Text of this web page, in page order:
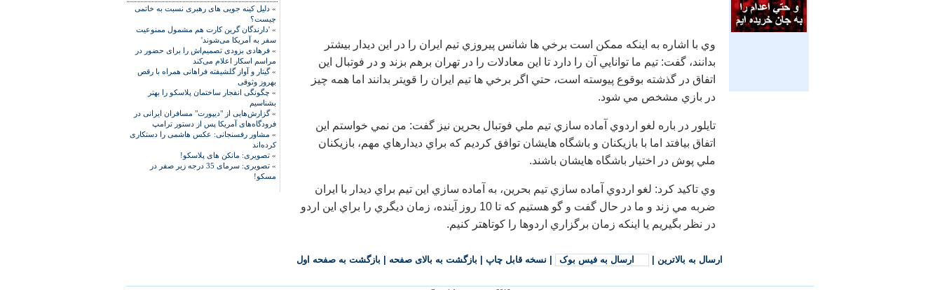
» دلیل کینه جویی های رهبری نسبت به خاتمی
چیست؟
» 'دارندگان گرین کارت هم مشمول ممنوعیت
سفر به آمریکا می‌شوند'
» فرهادی بزودی تصمیم‌اش را برای حضور در
مراسم اسکار اعلام می‌کند
»گیتار و آواز گلشیفته فراهانی همراه با رقص
بهروز وثوقی
» چگونگی انفجار ساختمان پلاسکو را بهتر
بشناسیم
»گزارش‌هایی از "دیپورت" مسافران ایرانی در
فرودگاه‌های آمریکا پس از دستور ترامپ
» مشاور رفسنجانی: عکس هاشمی را دستکاری
کرده‌اند
» تصویری: مانکن های پلاسکو!
»
تصویری: سرمای 35 درجه زیر صفر در
مسکو!
وي با اشاره به اينكه ممكن است برخي ها شانس پيروزي تيم ايران را در اين ديدار بيشتر
بدانند، گفت: تيم ما توانايي آن را دارد تا اين معادلات را در تهران برهم بزند و در فوتبال اين
اتفاق در گذشته بوقوع پيوسته است، حتي اگر برخي ها تيم ايران را قويتر بدانند اما همه چيز
در بازي مشخص مي شود.
تايلور در باره لغو اردوي آماده سازي تيم ملي فوتبال بحرين نيز گفت: من نمي خواستم اين
اتفاق بيافتد اما با بازيكنان و باشگاه هايشان توافق كرديم كه براي ديدارهاي مهم، بازيكنان
ملي پوش در اختيار باشگاه هايشان باشند.
وي تاكيد كرد: لغو اردوي آماده سازي تيم بحرين، به آماده سازي اين تيم براي ديدار با ايران
ضربه مي زند و ما در حال گفت و گو هستيم كه تا 10 روز آينده، زمان ديگري را براي اين اردو
در نظر بگيريم يا اينكه زمان برگزاري اردوها را كوتاهتر كنيم.
ارسال به بالاترین ارسال به فیس بوک نسخه قابل چاپ بازگشت به بالای صفحه بازگشت به صفحه اول